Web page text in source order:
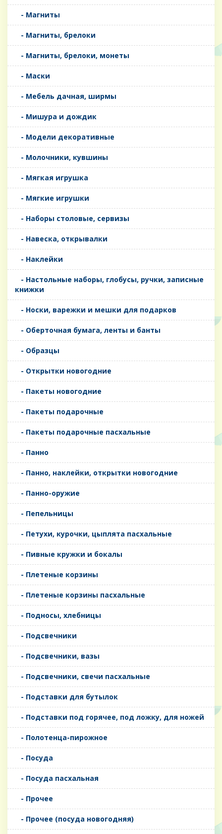
- Магниты
- Магниты, брелоки
- Магниты, брелоки, монеты
- Маски
- Мебель дачная, ширмы
- Мишура и дождик
- Модели декоративные
- Молочники, кувшины
- Мягкая игрушка
- Мягкие игрушки
- Наборы столовые, сервизы
- Навеска, открывалки
- Наклейки
- Настольные наборы, глобусы, ручки, записные
книжки
- Носки, варежки и мешки для подарков
- Оберточная бумага, ленты и банты
- Образцы
- Открытки новогодние
- Пакеты новогодние
- Пакеты подарочные
- Пакеты подарочные пасхальные
- Панно
- Панно, наклейки, открытки новогодние
- Панно-оружие
- Пепельницы
- Петухи, курочки, цыплята пасхальные
- Пивные кружки и бокалы
- Плетеные корзины
- Плетеные корзины пасхальные
- Подносы, хлебницы
- Подсвечники
- Подсвечники, вазы
- Подсвечники, свечи пасхальные
- Подставки для бутылок
- Подставки под горячее, под ложку, для ножей
- Полотенца-пирожное
- Посуда
- Посуда пасхальная
- Прочее
- Прочее (посуда новогодняя)